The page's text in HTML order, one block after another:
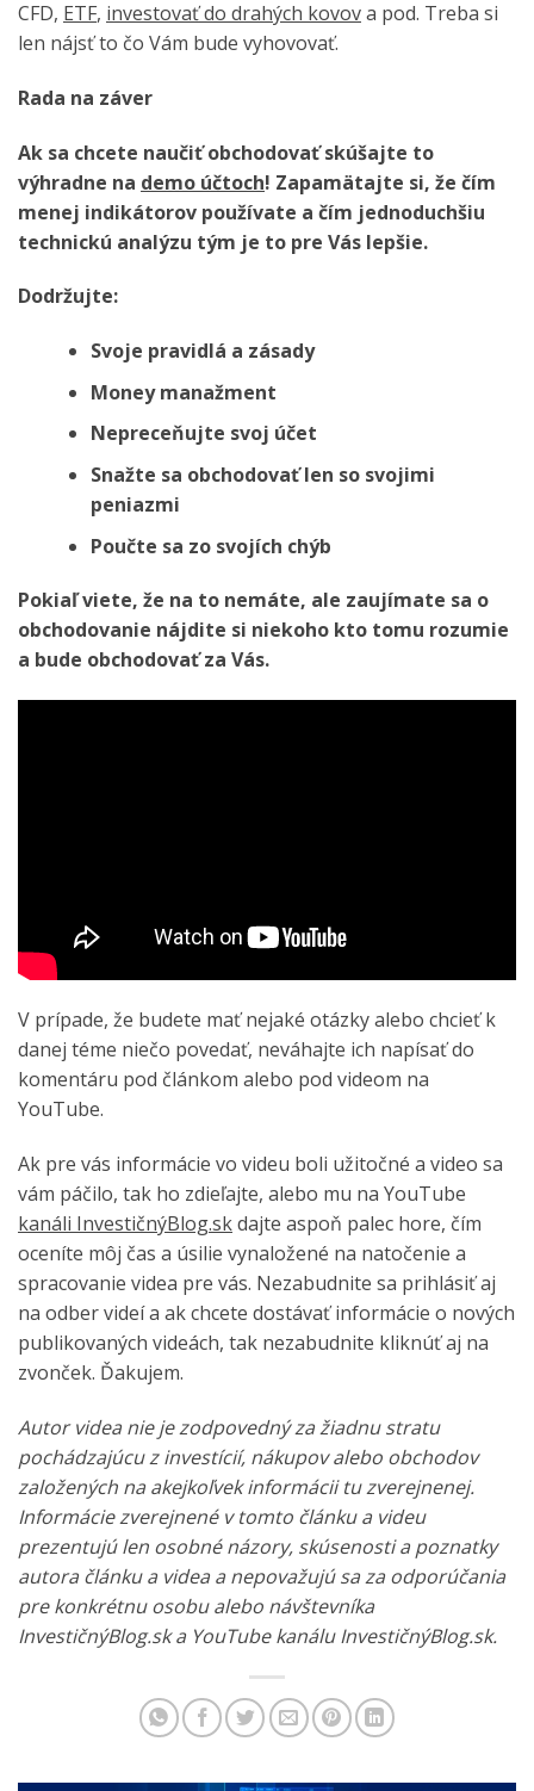
CFD, ETF, investovať do drahých kovova pod. Treba si
len nájsť to čo Vám bude vyhovovať.
Rada na záver
Ak sa chcete naučiť obchodovať skúšajte to
výhradne na demo účtoch! Zapamätajte si, že čím
menej indikátorov používate a čím jednoduchšiu
technickú analýzu tým je to pre Vás lepšie.
Dodržujte:
Svoje pravidlá a zásady
Money manažment
Nepreceňujte svoj účet
Snažte sa obchodovať len so svojimi
peniazmi
Poučte sa zo svojích chýb
Pokiaľ viete, že na to nemáte, ale zaujímate sa o
obchodovanie nájdite si niekoho kto tomu rozumie
a bude obchodovať za Vás.
V prípade, že budete mať nejaké otázky alebo chcieť k
danej téme niečo povedať, neváhajte ich napísať do
komentáru pod článkom alebo pod videom na
YouTube.
Ak pre vás informácie vo videu boli užitočné a video sa
vám páčilo, tak ho zdieľajte, alebo mu na YouTube
kanáli InvestičnýBlog.skdajte aspoň palec hore, čím
oceníte môj čas a úsilie vynaložené na natočenie a
spracovanie videa pre vás. Nezabudnite sa prihlásiť aj
na odber videí a ak chcete dostávať informácie o nových
publikovaných videách, tak nezabudnite kliknúť aj na
zvonček. Ďakujem.
Autor videa nie je zodpovedný za žiadnu stratu
pochádzajúcu z investícií, nákupov alebo obchodov
založených na akejkoľvek informácii tu zverejnenej.
Informácie zverejnené v tomto článku a videu
prezentujú len osobné názory, skúsenosti a poznatky
autora článku a videa a nepovažujú sa za odporúčania
pre konkrétnu osobu alebo návštevníka
InvestičnýBlog.sk a YouTube kanálu InvestičnýBlog.sk.